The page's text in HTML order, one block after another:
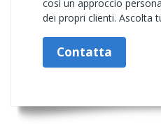
così un approccio
dei propri clienti. Ascolta
Contatta